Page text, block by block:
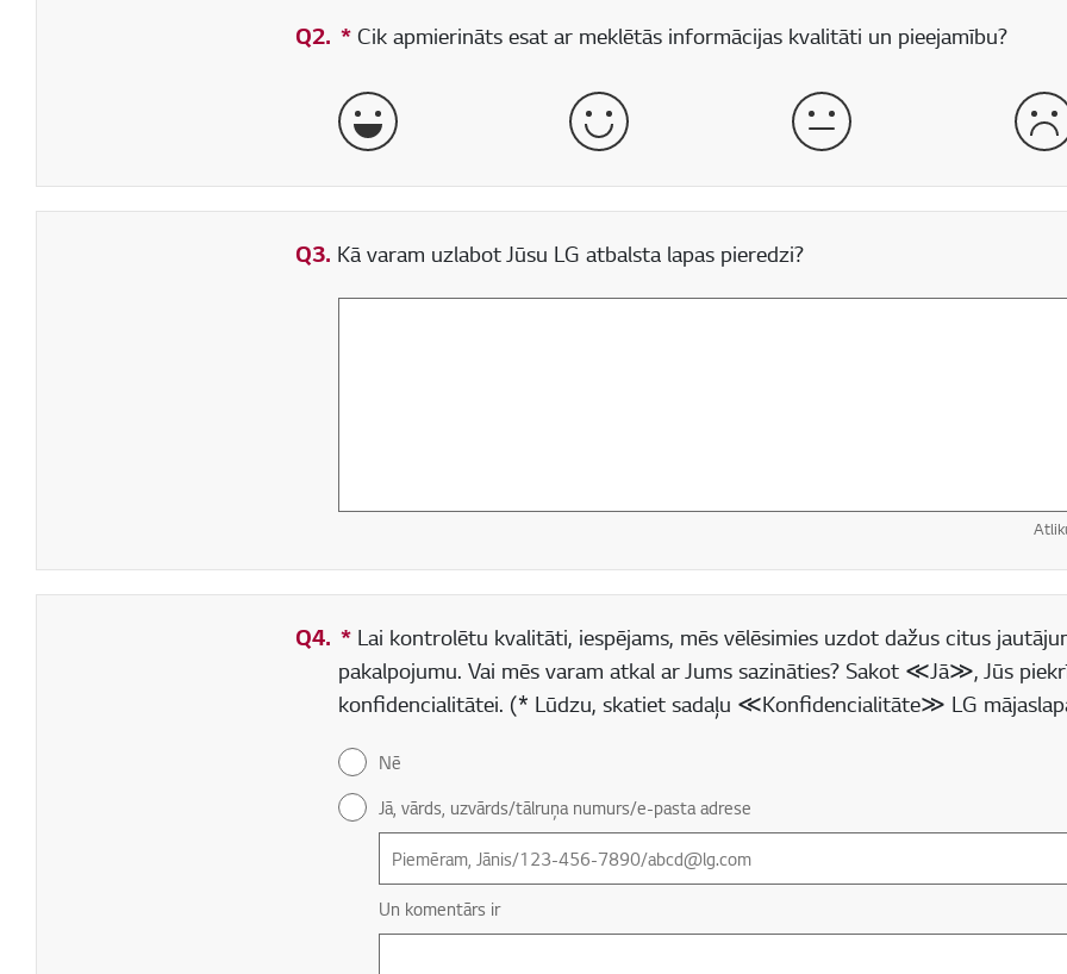
Q2. *Obligāti aizpildāms lauks
Cik apmierināts esat ar meklētās informācijas kvalitāti un pieejamību?
ļoti labi labs normāls
Q3. Kā varam uzlabot Jūsu LG atbalsta lapas pieredzi?
Q4. * Obligāti aizpildāms lauks
Lai kontrolētu kvalitāti, iespējams, mēs vēlēsimies uzdot dažus citus
pakalpojumu. Vai mēs varam atkal ar Jums sazināties? Sakot ≪Jā≫, Jūs
konfidencialitātei. (* Lūdzu, skatiet sadaļu ≪Konfidencialitāte≫ LG
Nē
Jā, vārds, uzvārds/tālruņa numurs/e-pasta adrese
Un komentārs ir